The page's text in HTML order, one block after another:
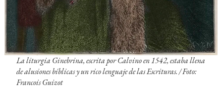
La liturgia Ginebrina, escrita por Calvino en 1542, estaba llena
de alusiones bíblicas y un rico lenguaje de las Escrituras. / Foto:
Francois Guizot